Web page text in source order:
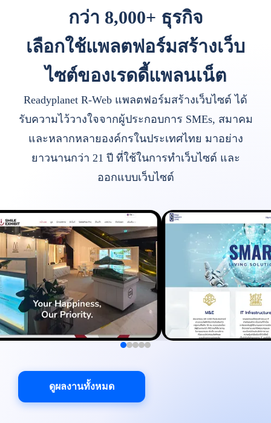
กว่า 8,000+ ธุรกิจ
เลือกใช้แพลตฟอร์มสร้างเว็บ
ไซต์ของเรดดี้แพลนเน็ต
Readyplanet R-Web แพลตฟอร์มสร้างเว็บไซต์ ได้
รับความไว้วางใจจากผู้ประกอบการ SMEs, สมาคม
และหลากหลายองค์กรในประเทศไทย มาอย่าง
ยาวนานกว่า 21 ปี ที่ใช้ในการทำเว็บไซต์ และ
ออกแบบเว็บไซต์
ดูผลงานทั้งหมด